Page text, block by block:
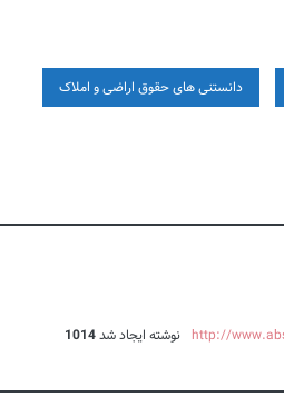
دانستنی های حقوق اراضی و املاک
http:// نوشته ایجاد شد1014